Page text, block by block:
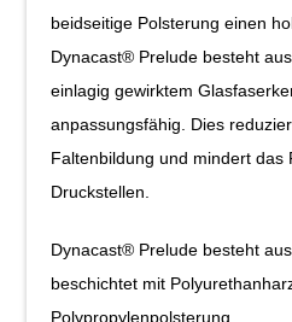
beidseitige Polsterung einen
Dynacast® Prelude besteht
einlagig gewirktem
anpassungsfähig. Dies
Faltenbildung und mindert das
Druckstellen.
Dynacast® Prelude besteht
beschichtet mit
Polypropylenpolsterung.